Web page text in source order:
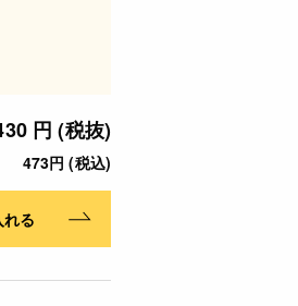
円 (税抜)
473円 (税込)
る